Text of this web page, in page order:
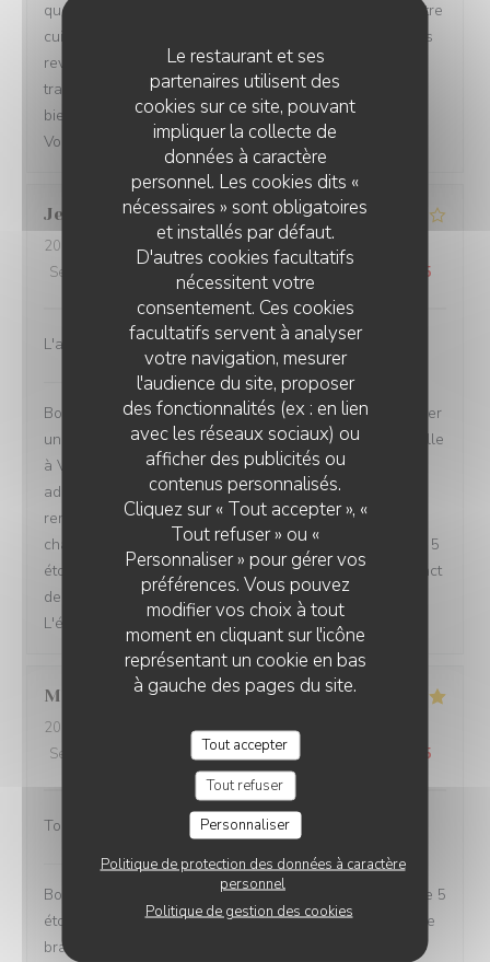
Le restaurant et ses
partenaires utilisent des
cookies sur ce site, pouvant
impliquer la collecte de
données à caractère
personnel. Les cookies dits «
nécessaires » sont obligatoires
et installés par défaut.
D'autres cookies facultatifs
nécessitent votre
consentement. Ces cookies
facultatifs servent à analyser
votre navigation, mesurer
l'audience du site, proposer
des fonctionnalités (ex : en lien
avec les réseaux sociaux) ou
afficher des publicités ou
contenus personnalisés.
Cliquez sur « Tout accepter », «
Tout refuser » ou «
Personnaliser » pour gérer vos
préférences. Vous pouvez
modifier vos choix à tout
moment en cliquant sur l'icône
représentant un cookie en bas
à gauche des pages du site.
Tout accepter
Tout refuser
Personnaliser
Politique de protection des données à caractère
personnel
Politique de gestion des cookies
que vous ayez apprécié notre accueil chaleureux et notre
cuisine française. Nous espérons avoir le plaisir de vous
revoir très prochainement dans notre brasserie
traditionnelle voiron ! Au plaisir de vous revoir très
bientOH! Bien Cordialement, L'équipe du Bistrot LÀOH!
Voiron.
Jean Michel H
2023-12-09
- 19:00 - Couverts 2
Service
Ambiance Cuisine 3 /5
L'accueil, l'ambiance, suivi des commandes
Bistrot LÀOH! Voiron a répondu à cet avis
Bonjour Jean Michel, Merci d'avoir pris le temps de laisser
un avis sur notre bar restaurant et brasserie traditionnelle
à Voiron. Dans le futur, n'hésitez surtout pas à vous
adresser à un membre de notre équipe afin de faire
remonter vos commentaires pour que nous puissions
changer votre expérience et une expérience digne d'un 5
étoiles Vous pouvez aussi utiliser le formulaire de contact
de notre site web. Merci et au plaisir de vous revoir !
L'équipe du Bistrot LÀOH! Voiron
Michelle S
2023-12-09
- 19:30 - Couverts 2
Service
Ambiance:5/5 Cuisine:5/5 /5
Tout : plats, ambiance, accueil, cadre...
Bistrot LÀOH! Voiron a répondu à cet avis
Bonjour Michelle et merci pour votre retour d'expérience 5
étoiles ainsi que les compliments que vous faites à notre
brasserie traditionnelle ! Nous sommes ravis que vous